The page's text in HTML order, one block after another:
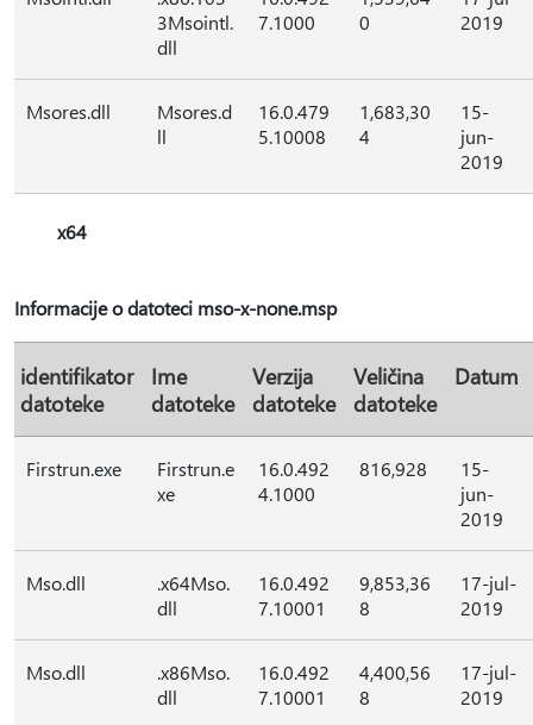
3Msointl.
dll
7.1000
0
2019
Msores.dll
Msores.d
ll
16.0.479
5.10008
1,683,30
4
15-
jun-
2019
x64
Informacije o datoteci mso-x-none.msp
identifikator
datoteke
Ime
datoteke
Verzija
datoteke
Veličina
datoteke
Datum
Firstrun.exe
Firstrun.e
xe
16.0.492
4.1000
816,928
15-
jun-
2019
Mso.dll
.x64Mso.
dll
16.0.492
7.10001
9,853,36
8
17-jul-
2019
Mso.dll
.x86Mso.
dll
16.0.492
7.10001
4,400,56
8
17-jul-
2019